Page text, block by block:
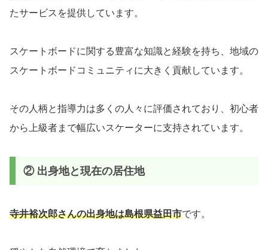
たサービスを提供しています。
スケートボードに関する豊富な知識と経験を持ち、地域の
スケートボードコミュニティに大きく貢献しています。
その人柄と指導力は多くの人々に評価されており、初心者
から上級者まで幅広いスケーターに支持されています。
② 出身地と現在の居住地
寺井裕次郎さんの出身地は島根県益田市です。